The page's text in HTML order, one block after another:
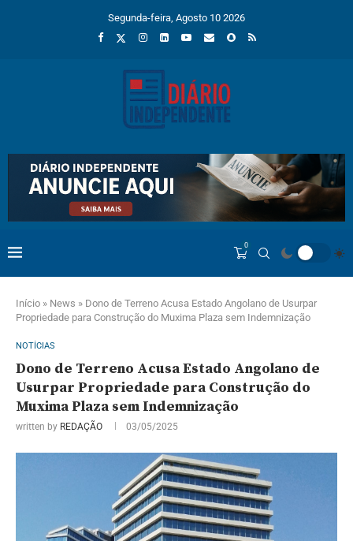
Segunda-feira, Agosto 10 2026
0
Início » News » Dono de Terreno Acusa Estado Angolano de Usurpar
Propriedade para Construção do Muxima Plaza sem Indemnização
NOTÍCIAS
Dono de Terreno Acusa Estado Angolano de
Usurpar Propriedade para Construção do
Muxima Plaza sem Indemnização
written by REDAÇÃO 03/05/2025